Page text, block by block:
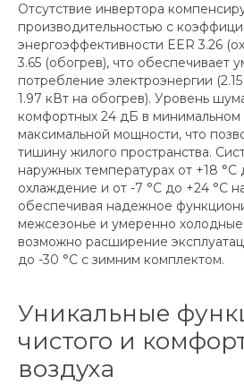
Отсутствие инвертора
производительностью с
энергоэффективности EER 3.26
3.65 (обогрев), что обеспечивает
потребление электроэнергии
1.97 кВт на обогрев). Уровень
комфортных 24 дБ в
максимальной мощности, что
тишину жилого пространства.
наружных температурах от +18 °C
охлаждение и от -7 °C до +24 °C
обеспечивая надежное
межсезонье и умеренно
возможно расширение
до -30 °C с зимним комплектом.
Уникальные
чистого и
воздуха